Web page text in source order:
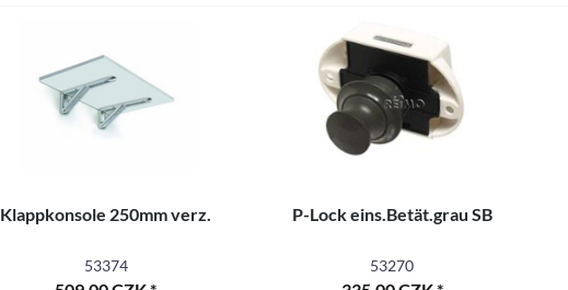
Klappkonsole 250mm verz.
53374
P-Lock eins.Betät.grau SB
53270